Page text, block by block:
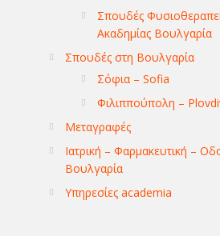
Σπουδές
Ακαδημίας Βουλγαρία
Σπουδές στη Βουλγαρία
Σόφια – Sofia
Φιλιππούπολη –
Μεταγραφές
Ιατρική – Φαρμακευτική –
Βουλγαρία
Υπηρεσίες academia